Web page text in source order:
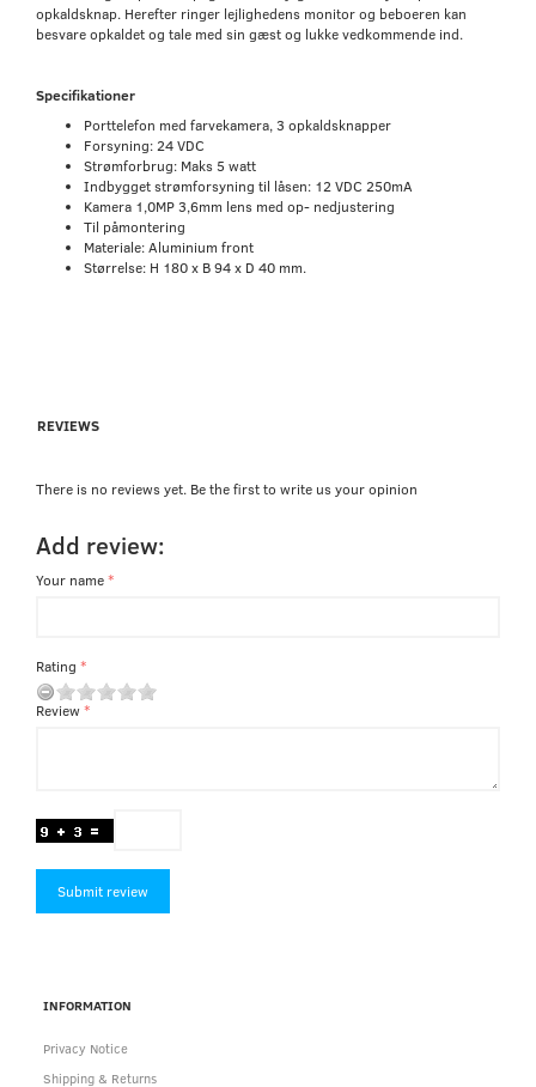
opkaldsknap. Herefter ringer lejlighedens monitor og beboeren kan
besvare opkaldet og tale med sin gæst og lukke vedkommende ind.
Specifikationer
Porttelefon med farvekamera, 3 opkaldsknapper
Forsyning: 24 VDC
Strømforbrug: Maks 5 watt
Indbygget strømforsyning til låsen: 12 VDC 250mA
Kamera 1,0MP 3,6mm lens med op- nedjustering
Til påmontering
Materiale: Aluminium front
Størrelse: H 180 x B 94 x D 40 mm.
REVIEWS
There is no reviews yet. Be the first to write us your opinion
Add review:
Your name
Rating
Review
Submit review
INFORMATION
Privacy Notice
Shipping & Returns